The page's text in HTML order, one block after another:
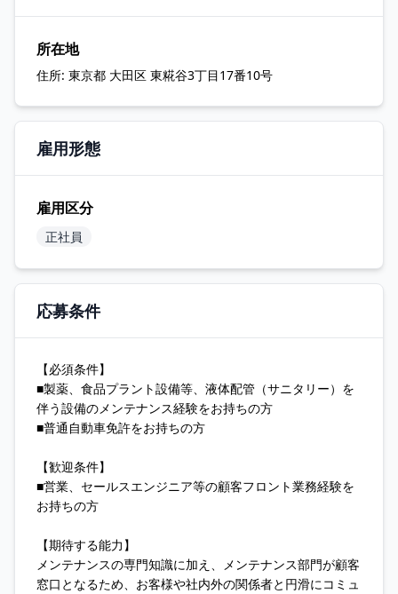
所在地
住所: 東京都 大田区 東糀谷3丁目17番10号
雇用形態
雇用区分
正社員
応募条件
【必須条件】
■製薬、食品プラント設備等、液体配管（サニタリー）を
伴う設備のメンテナンス経験をお持ちの方
■普通自動車免許をお持ちの方
【歓迎条件】
■営業、セールスエンジニア等の顧客フロント業務経験を
お持ちの方
【期待する能力】
メンテナンスの専門知識に加え、メンテナンス部門が顧客
窓口となるため、お客様や社内外の関係者と円滑にコミュ